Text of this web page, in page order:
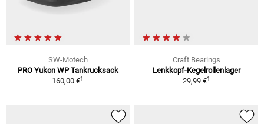
SW-Motech
PRO Yukon WP Tankrucksack
160,00 €1
Craft Bearings
Lenkkopf-Kegelrollenlager
29,99 €1